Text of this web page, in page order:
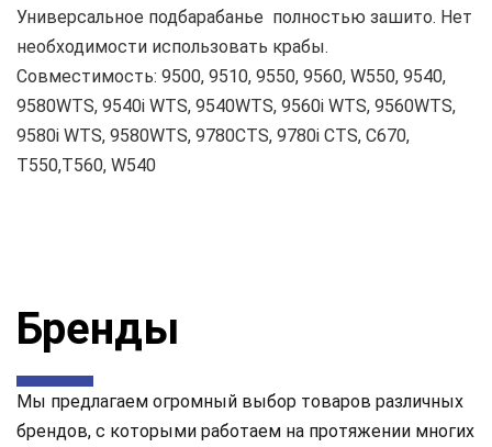
Универсальное подбарабанье полностью зашито. Нет
необходимости использовать крабы.
Совместимость: 9500, 9510, 9550, 9560, W550, 9540,
9580WTS, 9540i WTS, 9540WTS, 9560i WTS, 9560WTS,
9580i WTS, 9580WTS, 9780CTS, 9780i CTS, C670,
Т550,Т560, W540
Бренды
Мы предлагаем огромный выбор товаров различных
брендов, с которыми работаем на протяжении многих